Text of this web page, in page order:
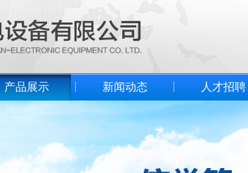
产品展示 新闻动态 人才招聘